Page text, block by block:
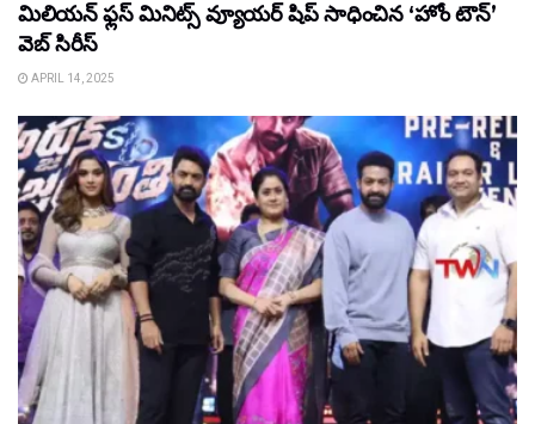
మిలియన్ ఫ్లస్ మినిట్స్ వ్యూయర్ షిప్ సాధించిన ‘హోం టౌన్’
వెబ్ సిరీస్
APRIL 14, 2025